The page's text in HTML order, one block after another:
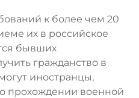
к более чем 20
их в российское
бывших
гражданство в
иностранцы,
прохождении военной